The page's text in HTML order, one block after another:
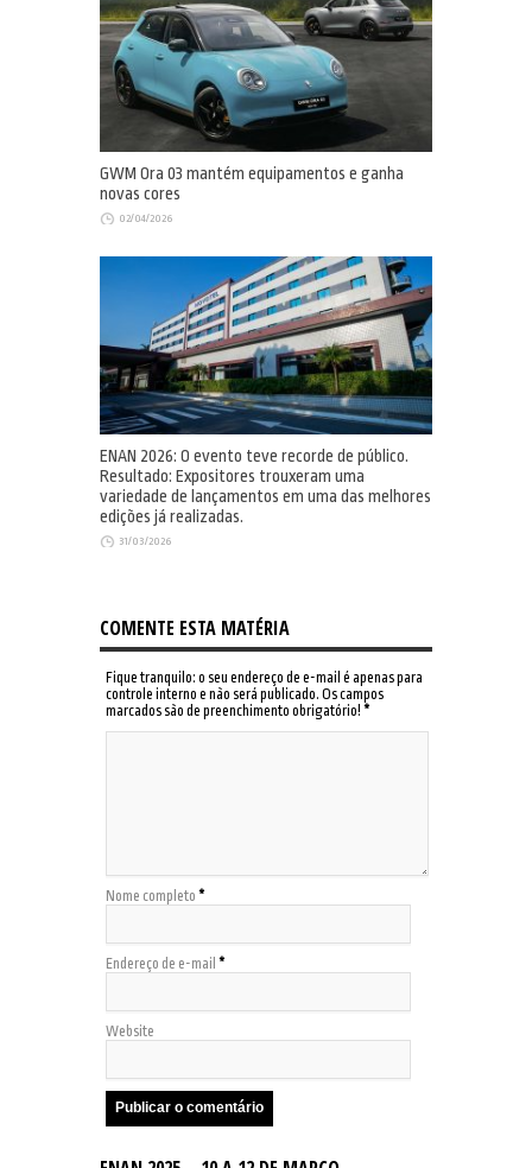
GWM Ora 03 mantém equipamentos e ganha
novas cores
02/04/2026
ENAN 2026: O evento teve recorde de público.
Resultado: Expositores trouxeram uma
variedade de lançamentos em uma das melhores
edições já realizadas.
31/03/2026
COMENTE ESTA MATÉRIA
Fique tranquilo: o seu endereço de e-mail é apenas para
controle interno e não será publicado. Os campos
marcados são de preenchimento obrigatório! *
Nome completo *
Endereço de e-mail *
Website